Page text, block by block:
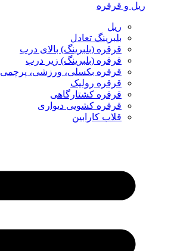
ریل و قرقره
ریل
بلبرینگ تعادل
قرقره (بلبرینگ) بالای درب
قرقره (بلبرینگ) زیر درب
قرقره بکسلی، ورزشی، پرچمی
قرقره رولیک
قرقره کشتارگاهی
قرقره کشویی دیواری
قلاب کارابین